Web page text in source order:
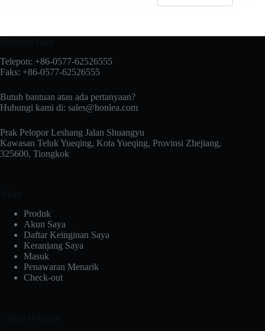
Telepon: +86-0577-62526555
Faks: +86-0577-62526555
Butuh bantuan atau ada pertanyaan?
Hubungi kami di: sales@honlea.com
Prak Pelopor Leshang Jalan Shuangyu
Kawasan Teluk Yueqing, Kota Yueqing, Provinsi Zhejiang,
325600, Tiongkok
Produk
Akun Saya
Daftar Keinginan Saya
Keranjang Saya
Masuk
Penawaran Menarik
Check-out